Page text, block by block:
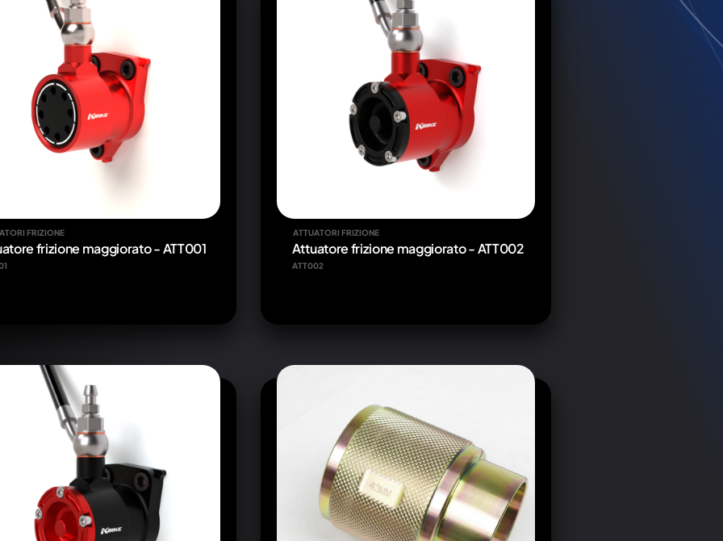
FRIZIONE
frizione maggiorato - ATT001
ATTUATORI FRIZIONE
Attuatore frizione maggiorato - ATT002
ATT002